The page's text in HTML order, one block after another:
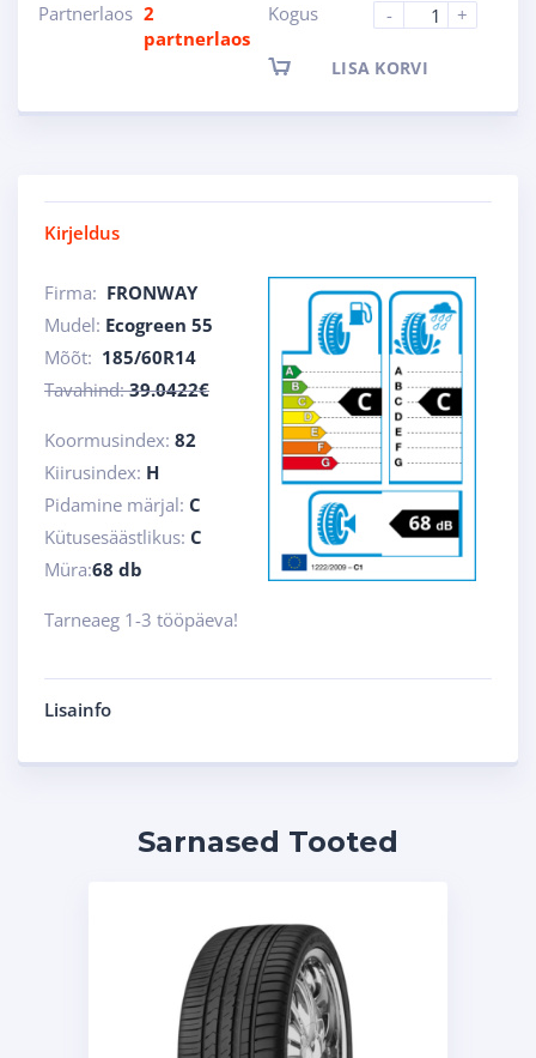
Partnerlaos 2
partnerlaos
Kogus - +
LISA KORVI
Kirjeldus
Firma: FRONWAY
Mudel: Ecogreen 55
Mõõt: 185/60R14
Tavahind:39.0422€
Koormusindex: 82
Kiirusindex: H
Pidamine märjal: C
Kütusesäästlikus: C
Müra:68 db
Tarneaeg 1-3 tööpäeva!
Lisainfo
Sarnased Tooted